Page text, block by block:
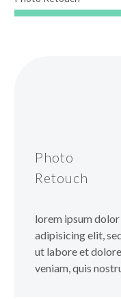
Photo
Retouch
lorem ipsum
adipisicing elit,
ut labore et
veniam, quis